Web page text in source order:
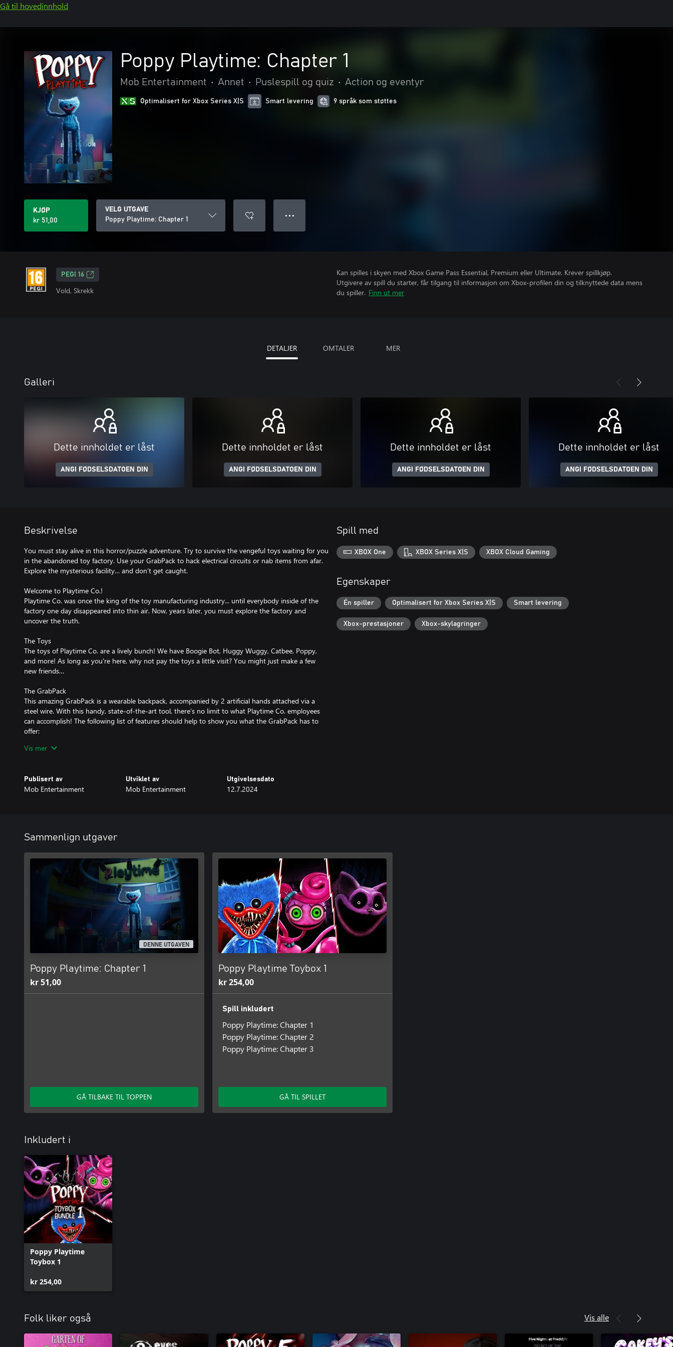
Gå til hovedinnhold
Poppy Playtime: Chapter 1
Mob Entertainment • Annet • Puslespill og quiz • Action og eventyr
Optimalisert for Xbox Series X|S Smart levering 9 språk som støttes
KJØP
kr 51,00
VELG UTGAVE
Poppy Playtime: Chapter 1
● ● ●
PEGI 16
Vold, Skrekk
Kan spilles i skyen med Xbox Game Pass Essential, Premium eller Ultimate. Krever spillkjøp.
Utgivere av spill du starter, får tilgang til informasjon om Xbox-profilen din og tilknyttede data mens
du spiller. Finn ut mer
DETALJER OMTALER MER
Galleri
Dette innholdet er låst
ANGI FØDSELSDATOEN DIN
Dette innholdet er låst
ANGI FØDSELSDATOEN DIN
Dette innholdet er låst
ANGI FØDSELSDATOEN DIN
Dette innholdet er låst
ANGI FØDSELSDATOEN DIN
Beskrivelse
You must stay alive in this horror/puzzle adventure. Try to survive the vengeful toys waiting for you
in the abandoned toy factory. Use your GrabPack to hack electrical circuits or nab items from afar.
Explore the mysterious facility… and don’t get caught.
Welcome to Playtime Co.!
Playtime Co. was once the king of the toy manufacturing industry... until everybody inside of the
factory one day disappeared into thin air. Now, years later, you must explore the factory and
uncover the truth.
The Toys
The toys of Playtime Co. are a lively bunch! We have Boogie Bot, Huggy Wuggy, Catbee, Poppy,
and more! As long as you're here, why not pay the toys a little visit? You might just make a few
new friends…
The GrabPack
This amazing GrabPack is a wearable backpack, accompanied by 2 artificial hands attached via a
steel wire. With this handy, state-of-the-art tool, there’s no limit to what Playtime Co. employees
can accomplish! The following list of features should help to show you what the GrabPack has to
offer:
• A lengthy and flexible wire gives any employee the ability to reach whatever they may need!
Won’t you stick around? There’s a lot of fun in store for you. It’s almost Playtime…
Vis mer
Publisert av
Mob Entertainment
Utviklet av
Mob Entertainment
Utgivelsesdato
12.7.2024
Spill med
XBOX One XBOX Series X|S XBOX Cloud Gaming
Egenskaper
Én spiller Optimalisert for Xbox Series X|S Smart levering
Xbox-prestasjoner Xbox-skylagringer
Sammenlign utgaver
DENNE UTGAVEN
Poppy Playtime: Chapter 1
kr 51,00
GÅ TILBAKE TIL TOPPEN
Poppy Playtime Toybox 1
kr 254,00
Spill inkludert
Poppy Playtime: Chapter 1
Poppy Playtime: Chapter 2
Poppy Playtime: Chapter 3
GÅ TIL SPILLET
Inkludert i
Poppy Playtime
Toybox 1
kr 254,00
Folk liker også Vis alle